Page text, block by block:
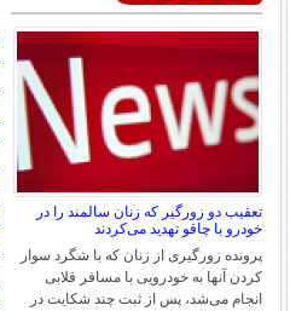
تعقیب دو زورگیر که زنان سالمند را در
خودرو با چاقو تهدید می‌کردند
پرونده زورگیری از زنان که با شگرد سوار
کردن آنها به خودرویی با مسافر قلابی
انجام می‌شد، پس از ثبت چند شکایت در